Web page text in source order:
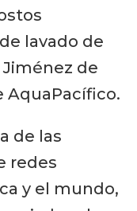
lavado de
Jiménez de
AquaPacífico.
de las
redes
y el mundo,